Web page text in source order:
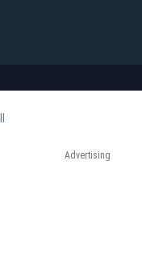
Advertising